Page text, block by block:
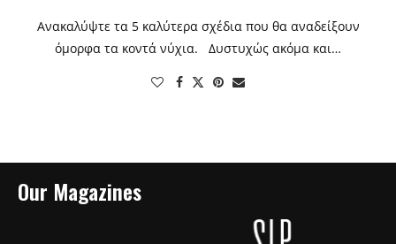
Ανακαλύψτε τα 5 καλύτερα σχέδια που θα αναδείξουν
όμορφα τα κοντά νύχια. Δυστυχώς ακόμα και…
Our Magazines